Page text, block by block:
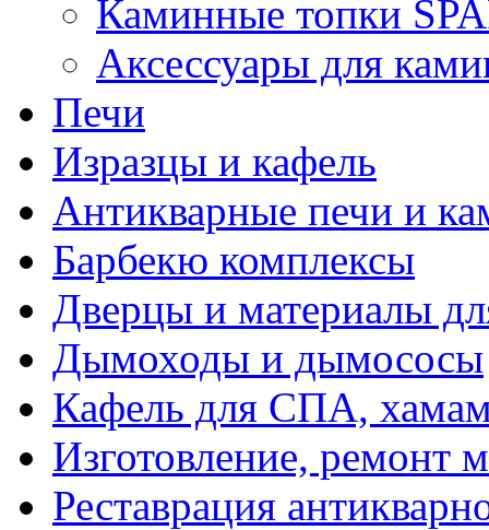
Каминные топки
Аксессуары для
Печи
Изразцы и кафель
Антикварные печи и
Барбекю комплексы
Дверцы и материалы
Дымоходы и дымососы
Кафель для СПА,
Изготовление, ремонт
Реставрация